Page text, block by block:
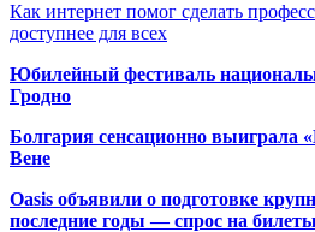
Как интернет помог сделать
доступнее для всех
Юбилейный фестиваль
Гродно
Болгария сенсационно выиграла
Вене
Oasis объявили о подготовке
последние годы — спрос на